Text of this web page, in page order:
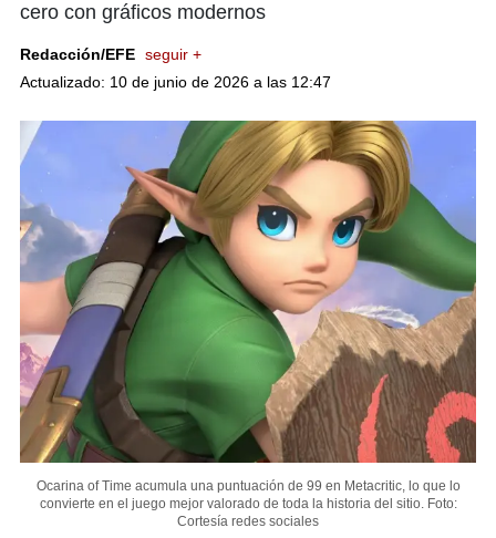
cero con gráficos modernos
Redacción/EFE seguir +
Actualizado: 10 de junio de 2026 a las 12:47
Ocarina of Time acumula una puntuación de 99 en Metacritic, lo que lo
convierte en el juego mejor valorado de toda la historia del sitio. Foto:
Cortesía redes sociales